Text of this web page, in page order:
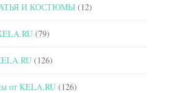
И КОСТЮМЫ (12)
(79)
(126)
от KELA.RU (126)